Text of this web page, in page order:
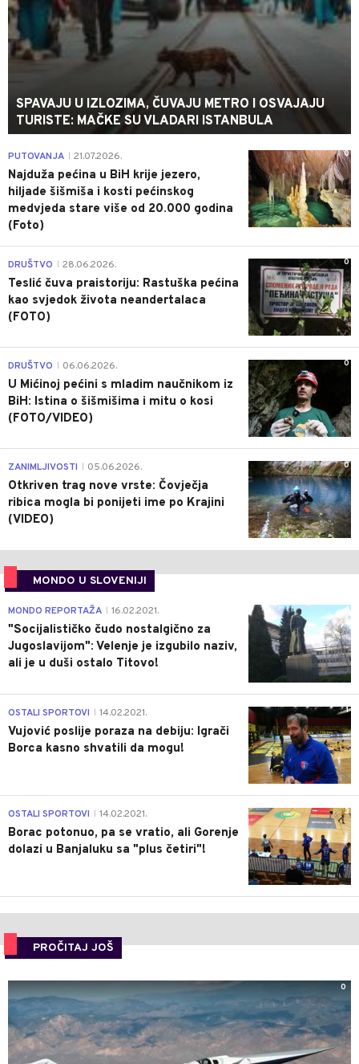
SPAVAJU U IZLOZIMA, ČUVAJU METRO I OSVAJAJU
TURISTE: MAČKE SU VLADARI ISTANBULA
0
PUTOVANJA 21.07.2026.
Najduža pećina u BiH krije jezero,
hiljade šišmiša i kosti pećinskog
medvjeda stare više od 20.000 godina
(Foto)
0
DRUŠTVO 28.06.2026.
Teslić čuva praistoriju: Rastuška pećina
kao svjedok života neandertalaca
(FOTO)
0
DRUŠTVO 06.06.2026.
U Mićinoj pećini s mladim naučnikom iz
BiH: Istina o šišmišima i mitu o kosi
(FOTO/VIDEO)
0
ZANIMLJIVOSTI 05.06.2026.
Otkriven trag nove vrste: Čovječja
ribica mogla bi ponijeti ime po Krajini
(VIDEO)
MONDO U SLOVENIJI
4
MONDO REPORTAŽA 16.02.2021.
"Socijalističko čudo nostalgično za
Jugoslavijom": Velenje je izgubilo naziv,
ali je u duši ostalo Titovo!
1
OSTALI SPORTOVI 14.02.2021.
Vujović poslije poraza na debiju: Igrači
Borca kasno shvatili da mogu!
3
OSTALI SPORTOVI 14.02.2021.
Borac potonuo, pa se vratio, ali Gorenje
dolazi u Banjaluku sa "plus četiri"!
PROČITAJ JOŠ
0